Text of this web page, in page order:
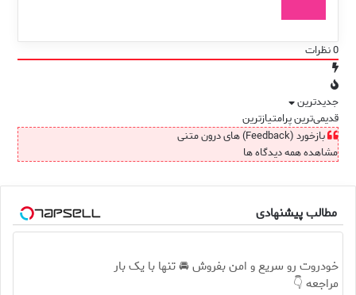
0نظرات
جدیدترین
قدیمی‌ترینپرامتیازترین
بازخورد (Feedback) های درون متنی
مشاهده همه دیدگاه ها
مطالب پیشنهادی
خودروت رو سریع و امن بفروش 🚘 تنها با یک بار
مراجعه 👇